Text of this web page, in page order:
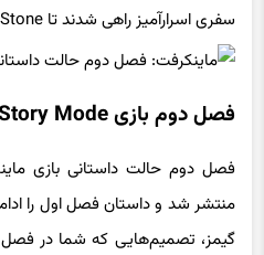
سفری اسرارآمیز راهی شدند تا The Order of the Stone را پیدا کنند.
فصل دوم بازی Minecraft: Story Mode
منتشر شد و داستان فصل اول را
گیمز، تصمیم‌هایی که شما در فصل